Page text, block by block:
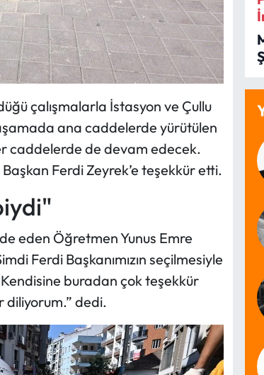
çalışmalarla İstasyon ve Çullu
ana caddelerde yürütülen
caddelerde de devam edecek.
Ferdi Zeyrek’e teşekkür etti.
eden Öğretmen Yunus Emre
Ferdi Başkanımızın seçilmesiyle
buradan çok teşekkür
diliyorum.” dedi.